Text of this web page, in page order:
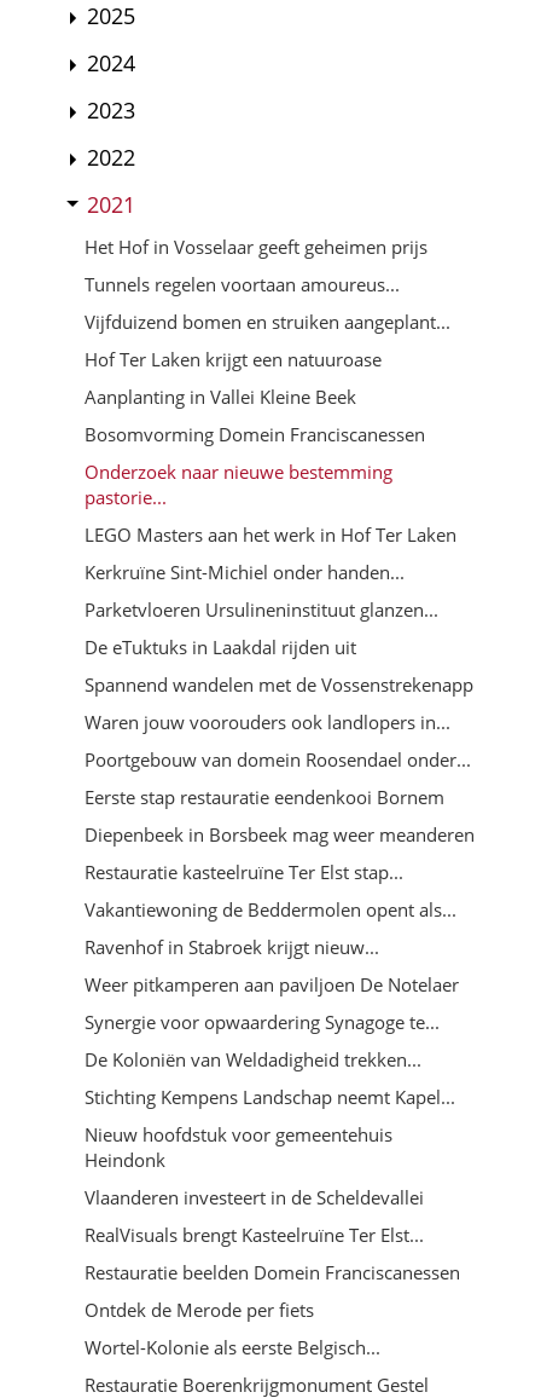
2025
2024
2023
2022
2021
Het Hof in Vosselaar geeft geheimen prijs
Tunnels regelen voortaan amoureus...
Vijfduizend bomen en struiken aangeplant...
Hof Ter Laken krijgt een natuuroase
Aanplanting in Vallei Kleine Beek
Bosomvorming Domein Franciscanessen
Onderzoek naar nieuwe bestemming
pastorie...
LEGO Masters aan het werk in Hof Ter Laken
Kerkruïne Sint-Michiel onder handen...
Parketvloeren Ursulineninstituut glanzen...
De eTuktuks in Laakdal rijden uit
Spannend wandelen met de Vossenstrekenapp
Waren jouw voorouders ook landlopers in...
Poortgebouw van domein Roosendael onder...
Eerste stap restauratie eendenkooi Bornem
Diepenbeek in Borsbeek mag weer meanderen
Restauratie kasteelruïne Ter Elst stap...
Vakantiewoning de Beddermolen opent als...
Ravenhof in Stabroek krijgt nieuw...
Weer pitkamperen aan paviljoen De Notelaer
Synergie voor opwaardering Synagoge te...
De Koloniën van Weldadigheid trekken...
Stichting Kempens Landschap neemt Kapel...
Nieuw hoofdstuk voor gemeentehuis
Heindonk
Vlaanderen investeert in de Scheldevallei
RealVisuals brengt Kasteelruïne Ter Elst...
Restauratie beelden Domein Franciscanessen
Ontdek de Merode per fiets
Wortel-Kolonie als eerste Belgisch...
Restauratie Boerenkrijgmonument Gestel